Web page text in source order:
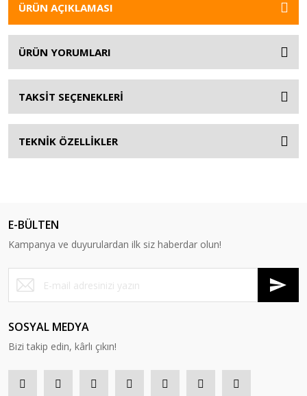
ÜRÜN AÇIKLAMASI
ÜRÜN YORUMLARI
TAKSİT SEÇENEKLERİ
TEKNİK ÖZELLİKLER
E-BÜLTEN
Kampanya ve duyurulardan ilk siz haberdar olun!
SOSYAL MEDYA
Bizi takip edin, kârlı çıkın!